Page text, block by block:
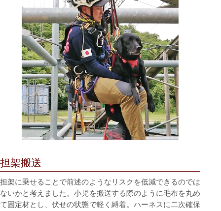
担架搬送
担架に乗せることで前述のようなリスクを低減できるのでは
ないかと考えました。⼩児を搬送する際のように⽑布を丸め
て固定材とし、伏せの状態で軽く縛着。ハーネスに⼆次確保